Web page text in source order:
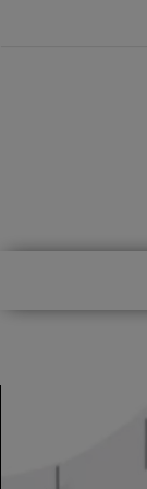
Перейти к